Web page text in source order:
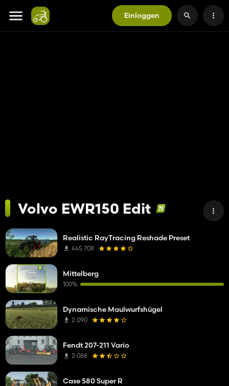
Einloggen
Volvo EWR150 Edit
Realistic RayTracing Reshade Preset
445 708
Mittelberg
100%
Dynamische Maulwurfshügel
2 090
Fendt 207-211 Vario
2 088
Case 580 Super R